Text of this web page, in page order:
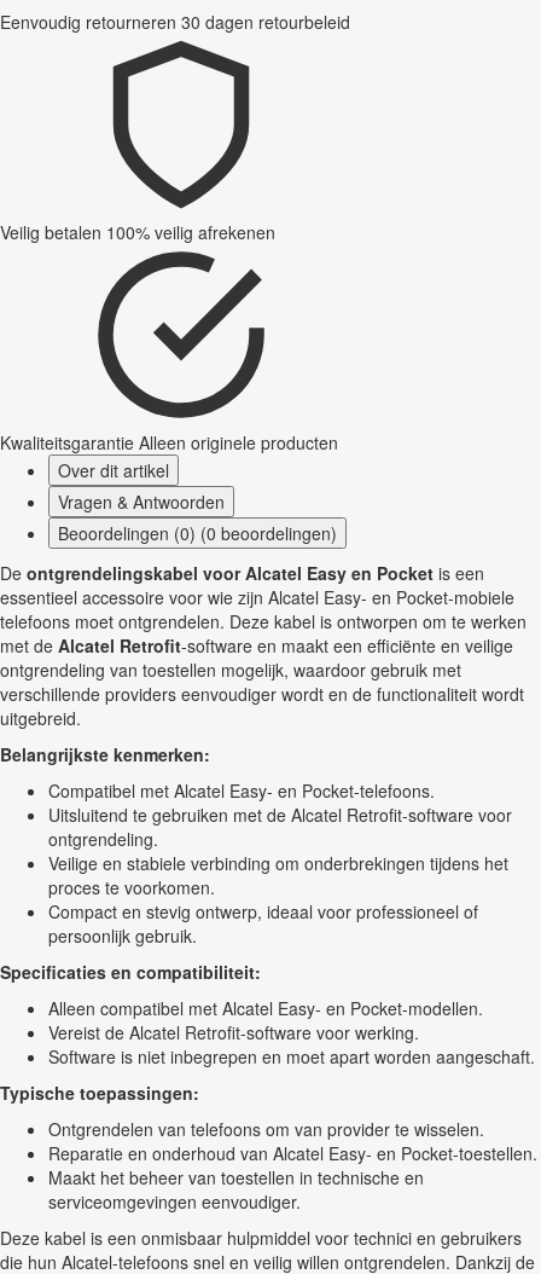
Eenvoudig retourneren 30 dagen retourbeleid
Veilig betalen 100% veilig afrekenen
Kwaliteitsgarantie Alleen originele producten
Over dit artikel
Vragen & Antwoorden
Beoordelingen (0) (0 beoordelingen)
De ontgrendelingskabel voor Alcatel Easy en Pocket is een
essentieel accessoire voor wie zijn Alcatel Easy- en Pocket-mobiele
telefoons moet ontgrendelen. Deze kabel is ontworpen om te werken
met de Alcatel Retrofit-software en maakt een efficiënte en veilige
ontgrendeling van toestellen mogelijk, waardoor gebruik met
verschillende providers eenvoudiger wordt en de functionaliteit wordt
uitgebreid.
Belangrijkste kenmerken:
Compatibel met Alcatel Easy- en Pocket-telefoons.
Uitsluitend te gebruiken met de Alcatel Retrofit-software voor
ontgrendeling.
Veilige en stabiele verbinding om onderbrekingen tijdens het
proces te voorkomen.
Compact en stevig ontwerp, ideaal voor professioneel of
persoonlijk gebruik.
Specificaties en compatibiliteit:
Alleen compatibel met Alcatel Easy- en Pocket-modellen.
Vereist de Alcatel Retrofit-software voor werking.
Software is niet inbegrepen en moet apart worden aangeschaft.
Typische toepassingen:
Ontgrendelen van telefoons om van provider te wisselen.
Reparatie en onderhoud van Alcatel Easy- en Pocket-toestellen.
Maakt het beheer van toestellen in technische en
serviceomgevingen eenvoudiger.
Deze kabel is een onmisbaar hulpmiddel voor technici en gebruikers
die hun Alcatel-telefoons snel en veilig willen ontgrendelen. Dankzij de